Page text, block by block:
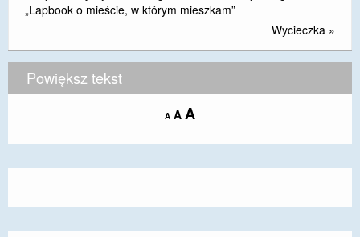
„Lapbook o mieście, w którym mieszkam”
Wycieczka »
Powiększ tekst
A Decrease
size.
A Reset
size.
AIncrease
size.